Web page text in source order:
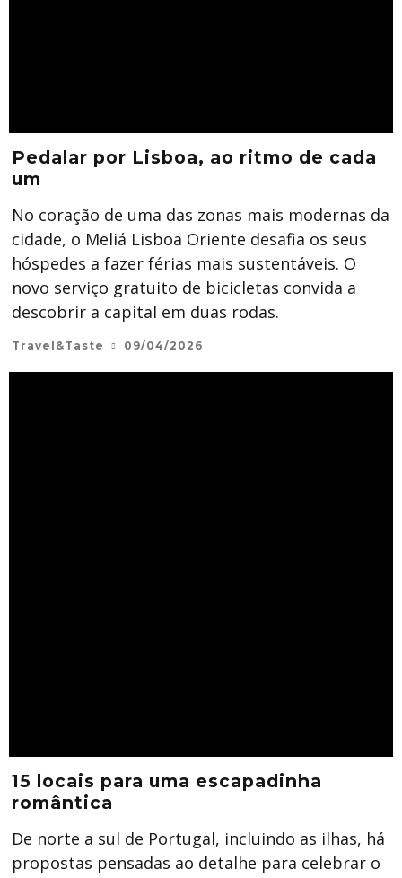
Pedalar por Lisboa, ao ritmo de cada
um
No coração de uma das zonas mais modernas da
cidade, o Meliá Lisboa Oriente desafia os seus
hóspedes a fazer férias mais sustentáveis. O
novo serviço gratuito de bicicletas convida a
descobrir a capital em duas rodas.
Travel&Taste 09/04/2026
15 locais para uma escapadinha
romântica
De norte a sul de Portugal, incluindo as ilhas, há
propostas pensadas ao detalhe para celebrar o